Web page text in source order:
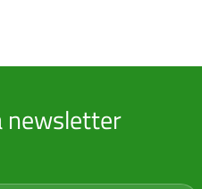
newsletter